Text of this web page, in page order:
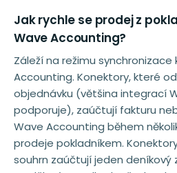
Jak rychle se prodej z
Wave Accounting?
Záleží na režimu
Accounting. Konektory, které
objednávku (většina integrací
podporuje), zaúčtují fakturu
Wave Accounting během
prodeje pokladníkem.
souhrn zaúčtují jeden deníkový